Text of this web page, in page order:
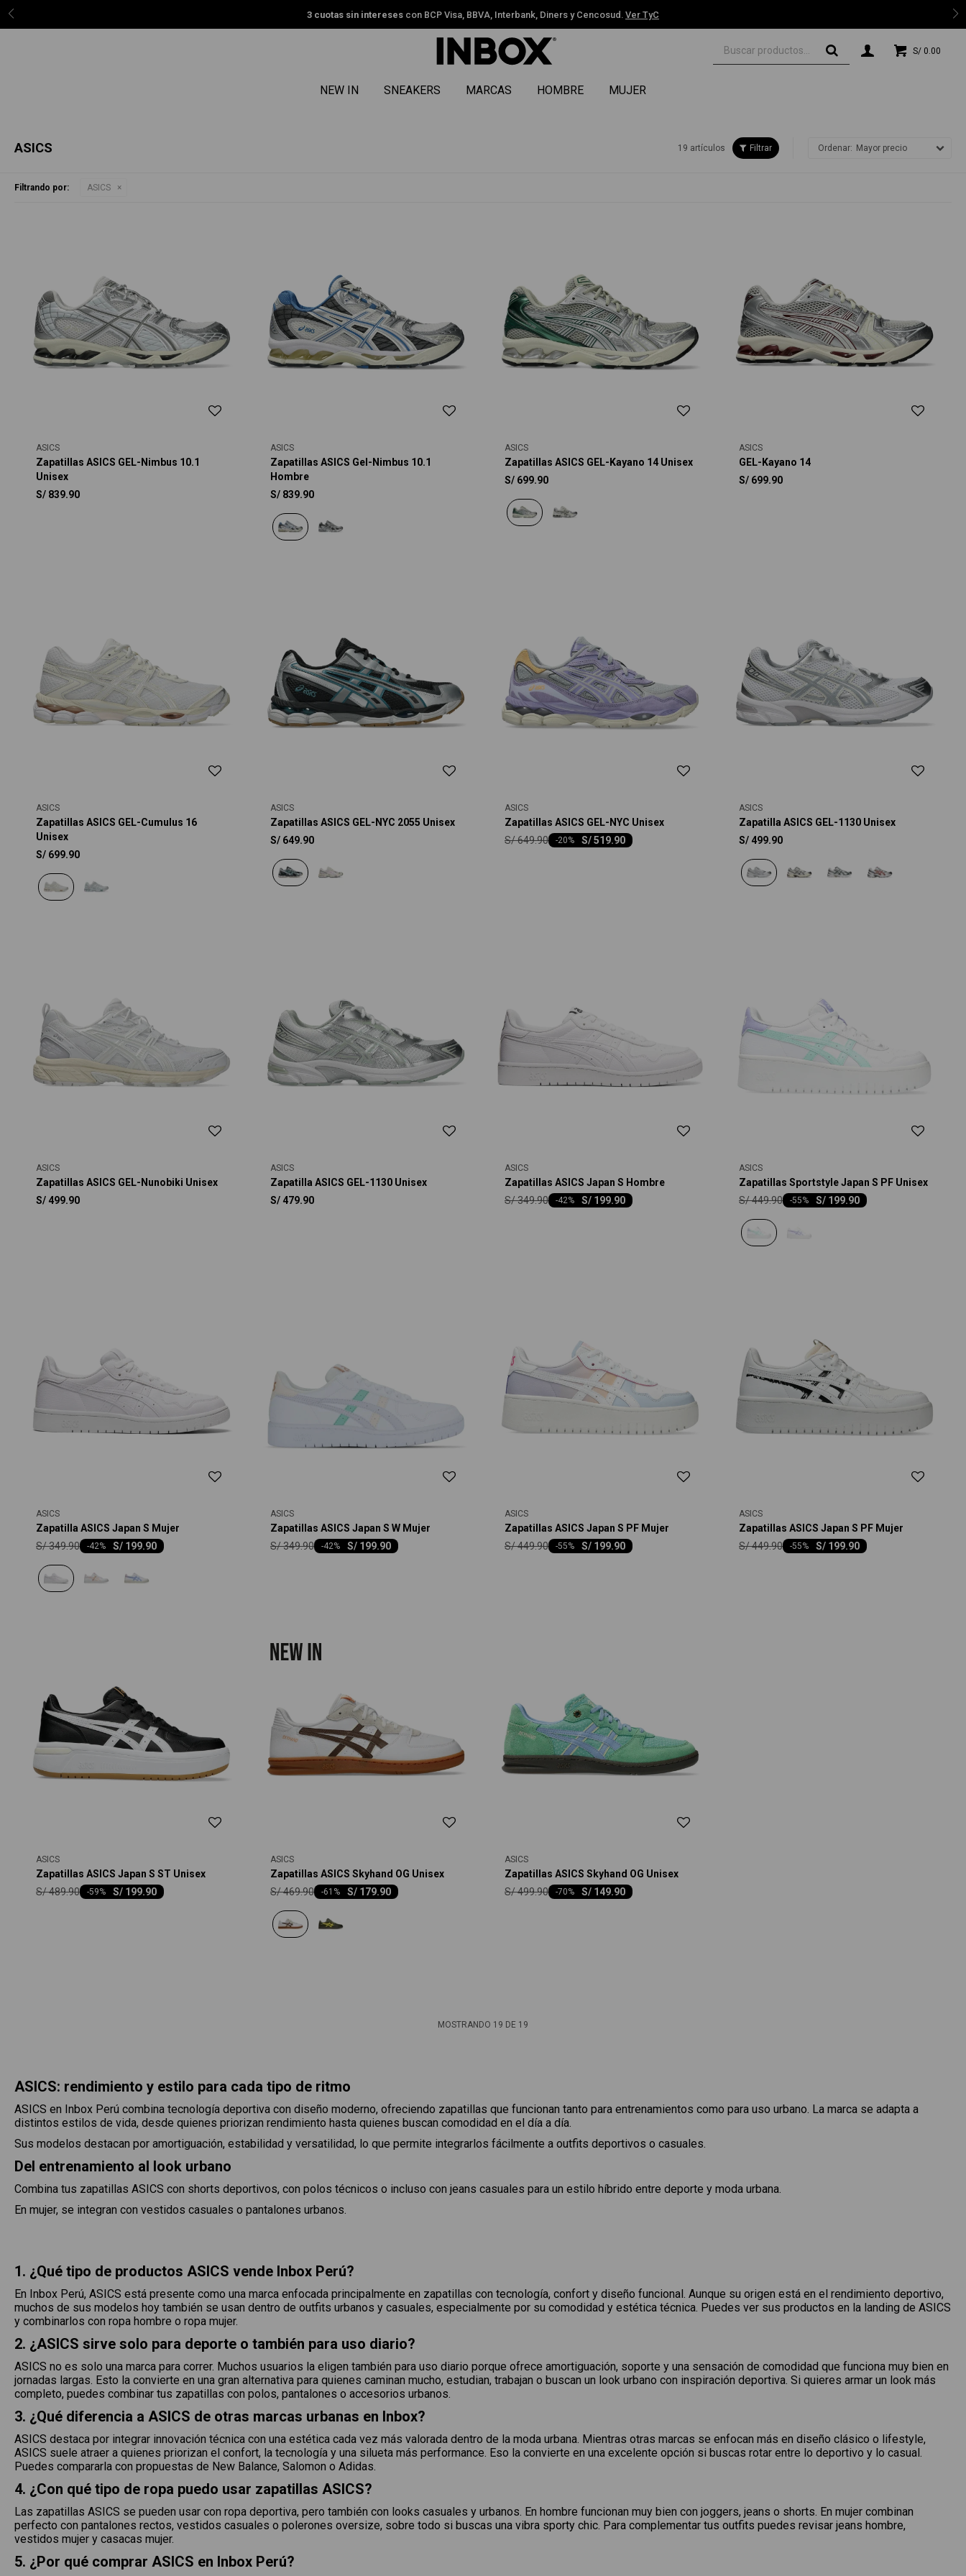
3 cuotas sin intereses con BCP Visa, BBVA, Interbank, Diners y Cencosud. Ver TyC
NEW IN SNEAKERS MARCAS HOMBRE MUJER
S/ 0.00
ASICS 19 artículos Mayor precio
Filtrando por: ASICS
ASICS
Zapatillas ASICS GEL-Nimbus 10.1
Unisex
S/ 839.90
ASICS
Zapatillas ASICS Gel-Nimbus 10.1
Hombre
S/ 839.90
ASICS
Zapatillas ASICS GEL-Kayano 14 Unisex
S/ 699.90
ASICS
GEL-Kayano 14
S/ 699.90
ASICS
Zapatillas ASICS GEL-Cumulus 16
Unisex
S/ 699.90
ASICS
Zapatillas ASICS GEL-NYC 2055 Unisex
S/ 649.90
ASICS
Zapatillas ASICS GEL-NYC Unisex
S/519.90
-20
S/649.90
ASICS
Zapatilla ASICS GEL-1130 Unisex
S/ 499.90
ASICS
Zapatillas ASICS GEL-Nunobiki Unisex
S/ 499.90
ASICS
Zapatilla ASICS GEL-1130 Unisex
S/ 479.90
ASICS
Zapatillas ASICS Japan S Hombre
S/ 199.90
-42
S/349.90
ASICS
Zapatillas Sportstyle Japan S PF Unisex
S/ 199.90
-55
S/449.90
ASICS
Zapatilla ASICS Japan S Mujer
S/ 199.90
-42
S/349.90
ASICS
Zapatillas ASICS Japan S W Mujer
S/ 199.90
-42
S/349.90
ASICS
Zapatillas ASICS Japan S PF Mujer
S/ 199.90
-55
S/449.90
ASICS
Zapatillas ASICS Japan S PF Mujer
S/ 199.90
-55
S/449.90
ASICS
Zapatillas ASICS Japan S ST Unisex
S/ 199.90
-59
S/489.90
ASICS
Zapatillas ASICS Skyhand OG Unisex
S/ 179.90
-61
S/469.90
ASICS
Zapatillas ASICS Skyhand OG Unisex
S/ 149.90
-70
S/499.90
MOSTRANDO 19 DE 19
ASICS: rendimiento y estilo para cada tipo de ritmo
ASICS en Inbox Perú combina tecnología deportiva con diseño moderno, ofreciendo zapatillas que funcionan tanto para entrenamientos como para uso urbano. La marca se adapta a
distintos estilos de vida, desde quienes priorizan rendimiento hasta quienes buscan comodidad en el día a día.
Sus modelos destacan por amortiguación, estabilidad y versatilidad, lo que permite integrarlos fácilmente a outfits deportivos o casuales.
Del entrenamiento al look urbano
Combina tus zapatillas ASICS con shorts deportivos, con polos técnicos o incluso con jeans casuales para un estilo híbrido entre deporte y moda urbana.
En mujer, se integran con vestidos casuales o pantalones urbanos.
1. ¿Qué tipo de productos ASICS vende Inbox Perú?
En Inbox Perú, ASICS está presente como una marca enfocada principalmente en zapatillas con tecnología, confort y diseño funcional. Aunque su origen está en el rendimiento deportivo,
muchos de sus modelos hoy también se usan dentro de outfits urbanos y casuales, especialmente por su comodidad y estética técnica. Puedes ver sus productos en la landing de ASICS
y combinarlos con ropa hombre o ropa mujer.
2. ¿ASICS sirve solo para deporte o también para uso diario?
ASICS no es solo una marca para correr. Muchos usuarios la eligen también para uso diario porque ofrece amortiguación, soporte y una sensación de comodidad que funciona muy bien en
jornadas largas. Esto la convierte en una gran alternativa para quienes caminan mucho, estudian, trabajan o buscan un look urbano con inspiración deportiva. Si quieres armar un look más
completo, puedes combinar tus zapatillas con polos, pantalones o accesorios urbanos.
3. ¿Qué diferencia a ASICS de otras marcas urbanas en Inbox?
ASICS destaca por integrar innovación técnica con una estética cada vez más valorada dentro de la moda urbana. Mientras otras marcas se enfocan más en diseño clásico o lifestyle,
ASICS suele atraer a quienes priorizan el confort, la tecnología y una silueta más performance. Eso la convierte en una excelente opción si buscas rotar entre lo deportivo y lo casual.
Puedes compararla con propuestas de New Balance, Salomon o Adidas.
4. ¿Con qué tipo de ropa puedo usar zapatillas ASICS?
Las zapatillas ASICS se pueden usar con ropa deportiva, pero también con looks casuales y urbanos. En hombre funcionan muy bien con joggers, jeans o shorts. En mujer combinan
perfecto con pantalones rectos, vestidos casuales o polerones oversize, sobre todo si buscas una vibra sporty chic. Para complementar tus outfits puedes revisar jeans hombre,
vestidos mujer y casacas mujer.
5. ¿Por qué comprar ASICS en Inbox Perú?